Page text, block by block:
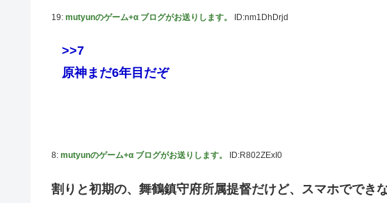
19: mutyunのゲーム+α ブログがお送りします。 ID:nm1DhDrjd
>>7
原神まだ6年目だぞ
8: mutyunのゲーム+α ブログがお送りします。 ID:R802ZExI0
割りと初期の、舞鶴鎮守府所属提督だけど、スマホででき